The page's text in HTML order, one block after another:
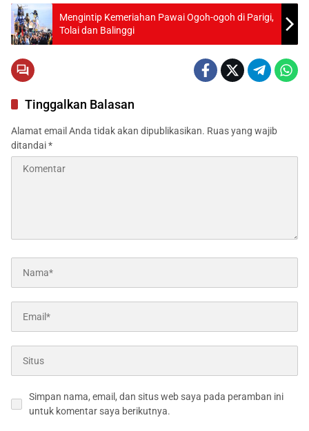
Mengintip Kemeriahan Pawai Ogoh-ogoh di Parigi,
Tolai dan Balinggi
Tinggalkan Balasan
Alamat email Anda tidak akan dipublikasikan. Ruas yang wajib
ditandai*
Simpan nama, email, dan situs web saya pada peramban ini
untuk komentar saya berikutnya.